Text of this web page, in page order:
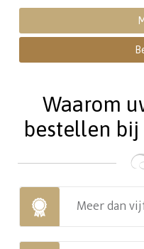
Waarom
bestellen
Meer dan